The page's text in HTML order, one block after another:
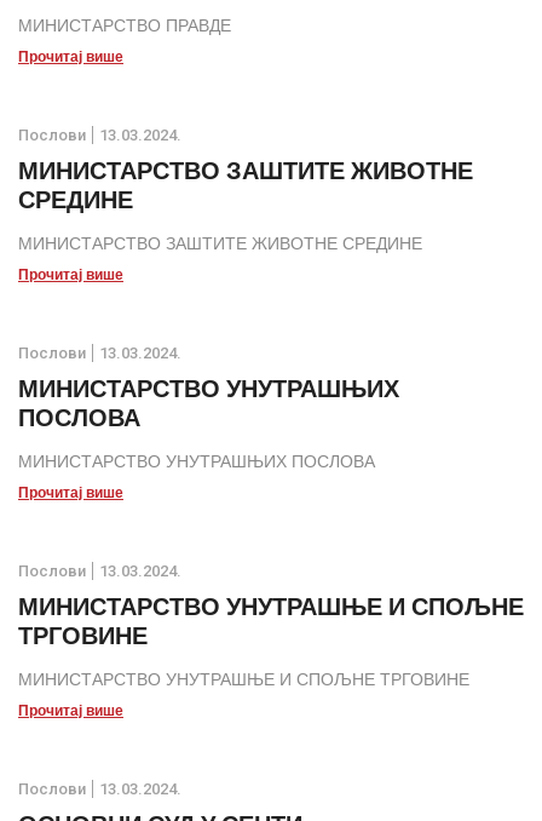
МИНИСТАРСТВО ПРАВДЕ
Прочитај више
Послови 13.03.2024.
МИНИСТАРСТВО ЗАШТИТЕ ЖИВОТНЕ
СРЕДИНЕ
МИНИСТАРСТВО ЗАШТИТЕ ЖИВОТНЕ СРЕДИНЕ
Прочитај више
Послови 13.03.2024.
МИНИСТАРСТВО УНУТРАШЊИХ
ПОСЛОВА
МИНИСТАРСТВО УНУТРАШЊИХ ПОСЛОВА
Прочитај више
Послови 13.03.2024.
МИНИСТАРСТВО УНУТРАШЊЕ И СПОЉНЕ
ТРГОВИНЕ
МИНИСТАРСТВО УНУТРАШЊЕ И СПОЉНЕ ТРГОВИНЕ
Прочитај више
Послови 13.03.2024.